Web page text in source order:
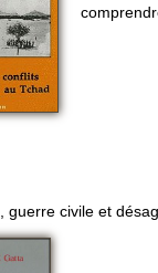
, guerre civile et